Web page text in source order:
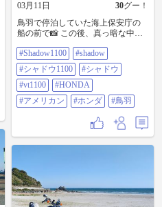
03月11日 30グー！
鳥羽で停泊していた海上保安庁の
船の前で📸 この後、真っ暗な中山
ました！ 昨日は風が強かったけ
ど、やっぱりツーリングは楽し
い！ #shadow1100 #shadow #シャド
ウ1100 #シャドウ #VT1100
#HONDA #アメリカン #ホンダ #鳥
羽
#Shadow1100
#shadow
#シャドウ1100
#シャドウ
#vt1100
#HONDA
#アメリカン
#ホンダ #鳥羽